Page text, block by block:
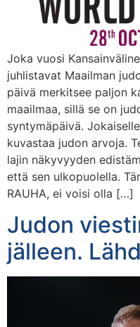
Joka vuosi
juhlistavat Maailman
päivä merkitsee paljon
maailmaa, sillä se on
syntymäpäivä.
kuvastaa judon arvoja.
lajin näkyvyyden
että sen ulkopuolella.
RAUHA, ei voisi olla […]
Judon
jälleen.